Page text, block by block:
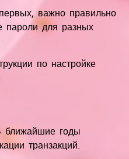
важно правильно
пароли для разных
по настройке
ближайшие годы
транзакций.